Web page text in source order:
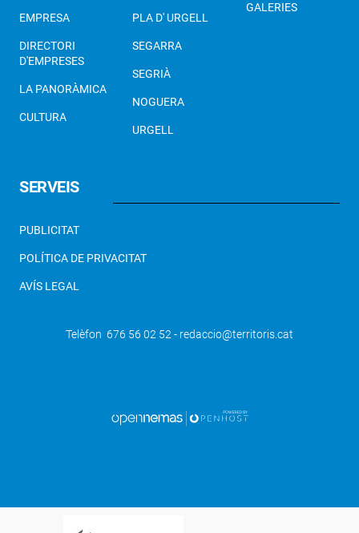
EMPRESA
DIRECTORI
D'EMPRESES
LA PANORÀMICA
CULTURA
PLA D' URGELL
SEGARRA
SEGRIÀ
NOGUERA
URGELL
GALERIES
SERVEIS
PUBLICITAT
POLÍTICA DE PRIVACITAT
AVÍS LEGAL
Telèfon 676 56 02 52 - redaccio@territoris.cat